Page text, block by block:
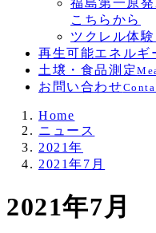
福島第一原
こちらから
ツクレル体
再生可能エネルギ
土壌・食品測定
お問い合わせ
Home
ニュース
2021年
2021年7月
2021年7月